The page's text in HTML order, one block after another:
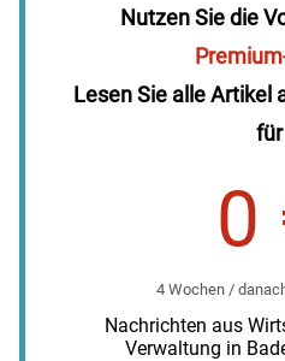
Nutzen Sie die
Lesen Sie alle Artikel
für
0
4 Wochen /
Nachrichten aus
Verwaltung in